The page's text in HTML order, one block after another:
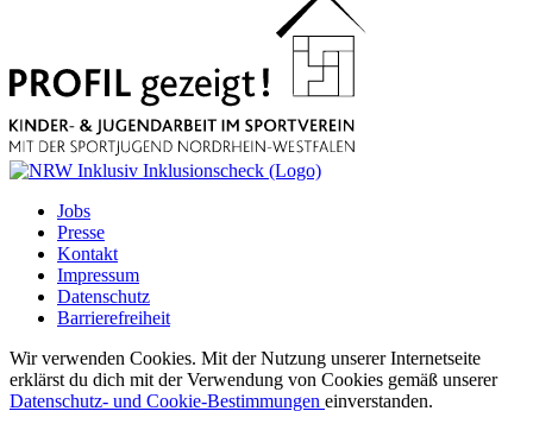
Jobs
Presse
Kontakt
Impressum
Datenschutz
Barrierefreiheit
Wir verwenden Cookies. Mit der Nutzung unserer Internetseite
erklärst du dich mit der Verwendung von Cookies gemäß unserer
Datenschutz- und Cookie-Bestimmungen einverstanden.